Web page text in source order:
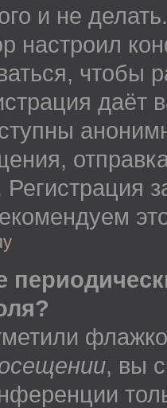
и не
настроил
даёт
Регистрация
, вы